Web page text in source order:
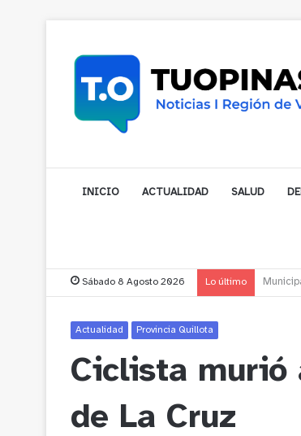
INICIO ACTUALIDAD SALUD
Sábado 8 Agosto 2026 Lo último
Actualidad Provincia Quillota
Ciclista murió
de La Cruz